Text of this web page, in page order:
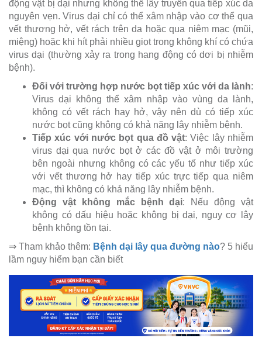
động vật bị dại nhưng không thể lây truyền qua tiếp xúc da
nguyên vẹn. Virus dại chỉ có thể xâm nhập vào cơ thể qua
vết thương hở, vết rách trên da hoặc qua niêm mạc (mũi,
miệng) hoặc khi hít phải nhiều giọt trong không khí có chứa
virus dại (thường xảy ra trong hang động có dơi bị nhiễm
bệnh).
Đối với trường hợp nước bọt tiếp xúc với da lành:
Virus dại không thể xâm nhập vào vùng da lành,
không có vết rách hay hở, vậy nên dù có tiếp xúc
nước bọt cũng không có khả năng lây nhiễm bệnh.
Tiếp xúc với nước bọt qua đồ vật: Việc lây nhiễm
virus dại qua nước bọt ở các đồ vật ở môi trường
bên ngoài nhưng không có các yếu tố như tiếp xúc
với vết thương hở hay tiếp xúc trực tiếp qua niêm
mạc, thì không có khả năng lây nhiễm bệnh.
Động vật không mắc bệnh dại: Nếu động vật
không có dấu hiệu hoặc không bị dại, nguy cơ lây
bệnh không tồn tại.
⇒ Tham khảo thêm: Bệnh dại lây qua đường nào? 5 hiểu
lầm nguy hiểm bạn cần biết